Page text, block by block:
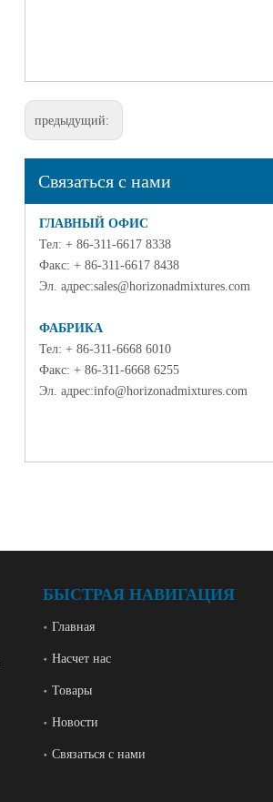
предыдущий:
Связаться с нами
ГЛАВНЫЙ ОФИС
Тел: + 86-311-6617 8338
Факс: + 86-311-6617 8438
Эл. адрес:sales@horizonadmixtures.com
ФАБРИКА
Тел: + 86-311-6668 6010
Факс: + 86-311-6668 6255
Эл. адрес:info@horizonadmixtures.com
БЫСТРАЯ НАВИГАЦИЯ
Главная
Насчет нас
Товары
Новости
Связаться с нами